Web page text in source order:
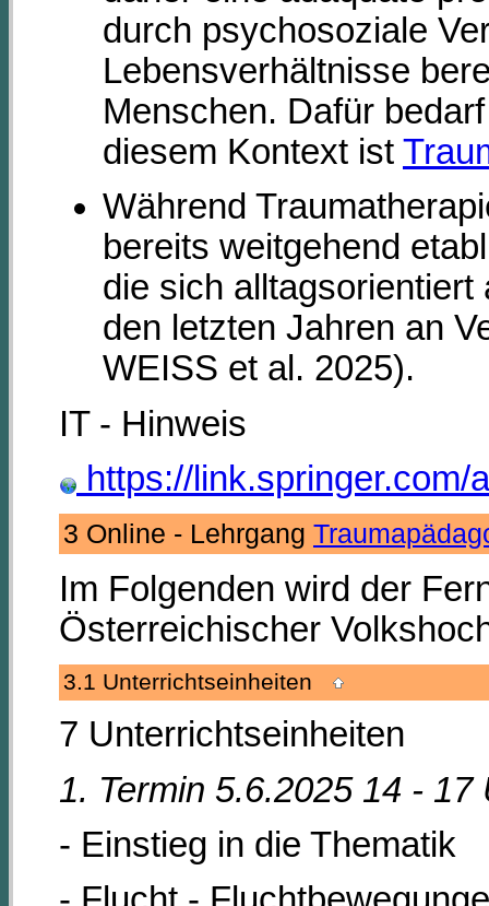
durch psychosoziale
Lebensverhältnisse
Menschen. Dafür
diesem Kontext ist
Während
bereits weitgehend
die sich
den letzten Jahren an
WEISS et al. 2025).
IT - Hinweis
https://
3 Online - Lehrgang
Im Folgenden wird der
Österreichischer
3.1 Unterrichtseinheiten
7 Unterrichtseinheiten
1. Termin 5.6.2025 14 - 17
- Einstieg in die Thematik